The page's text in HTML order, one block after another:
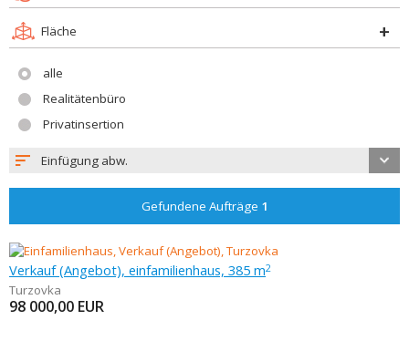
Fläche
alle
Realitätenbüro
Privatinsertion
Einfügung abw.
Gefundene Aufträge 1
Verkauf (Angebot), einfamilienhaus, 385 m2
Turzovka
98 000,00 EUR